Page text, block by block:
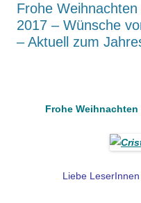
Frohe
2017 – Wünsche
– Aktuell zum
Frohe
Liebe